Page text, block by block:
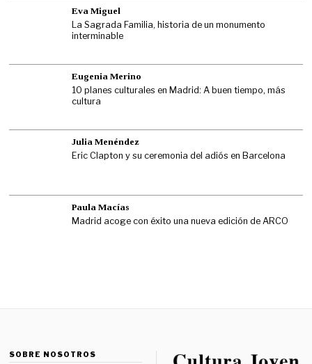
Eva Miguel
La Sagrada Familia, historia de un monumento
interminable
Eugenia Merino
10 planes culturales en Madrid: A buen tiempo, más
cultura
Julia Menéndez
Eric Clapton y su ceremonia del adiós en Barcelona
Paula Macías
Madrid acoge con éxito una nueva edición de ARCO
SOBRE NOSOTROS